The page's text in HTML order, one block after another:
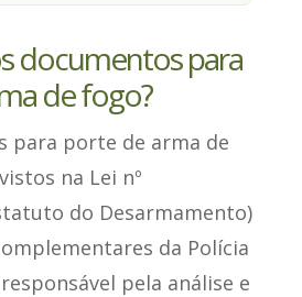
documentos para
de fogo?
para porte de arma de
na Lei nº
do Desarmamento)
da Polícia
pela análise e